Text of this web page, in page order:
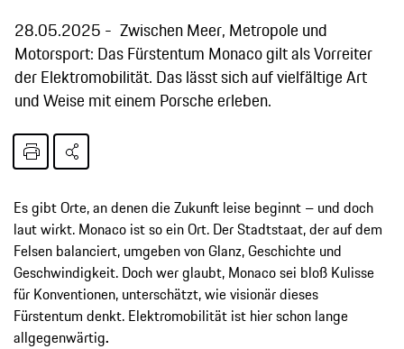
28.05.2025
Zwischen Meer, Metropole und
Motorsport: Das Fürstentum Monaco gilt als Vorreiter
der Elektromobilität. Das lässt sich auf vielfältige Art
und Weise mit einem Porsche erleben.
Es gibt Orte, an denen die Zukunft leise beginnt – und doch
laut wirkt. Monaco ist so ein Ort. Der Stadtstaat, der auf dem
Felsen balanciert, umgeben von Glanz, Geschichte und
Geschwindigkeit. Doch wer glaubt, Monaco sei bloß Kulisse
für Konventionen, unterschätzt, wie visionär dieses
Fürstentum denkt. Elektromobilität ist hier schon lange
allgegenwärtig.